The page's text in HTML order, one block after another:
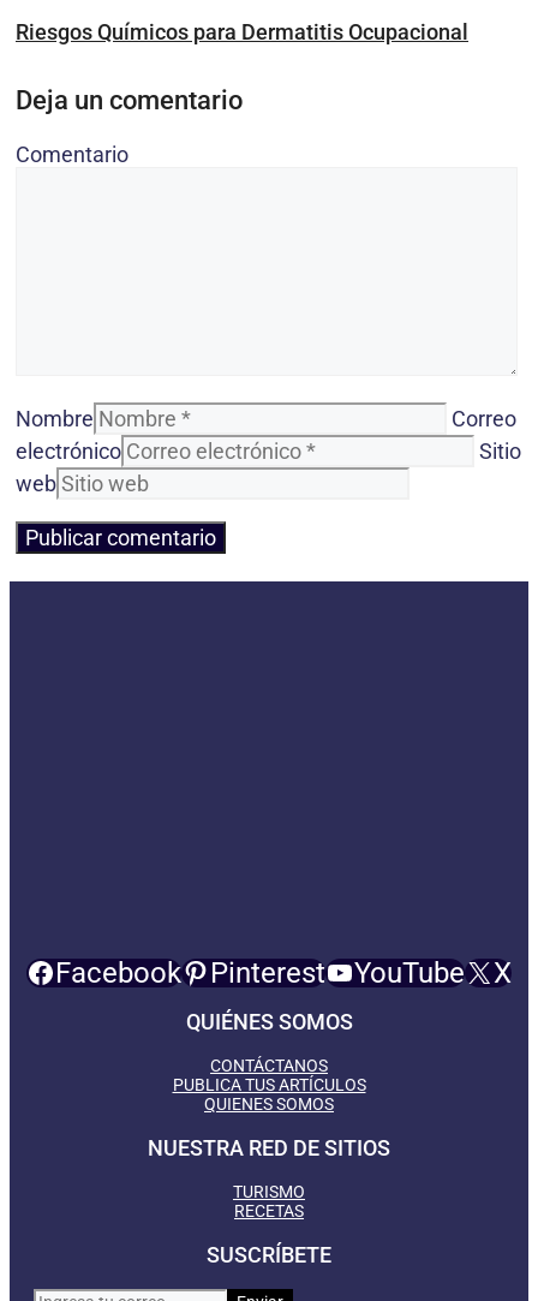
Riesgos Químicos para Dermatitis Ocupacional
Deja un comentario
Comentario
Nombre
Correo
electrónico
Sitio
web
Facebook Pinterest YouTube X
QUIÉNES SOMOS
CONTÁCTANOS
PUBLICA TUS ARTÍCULOS
QUIENES SOMOS
NUESTRA RED DE SITIOS
TURISMO
RECETAS
SUSCRÍBETE